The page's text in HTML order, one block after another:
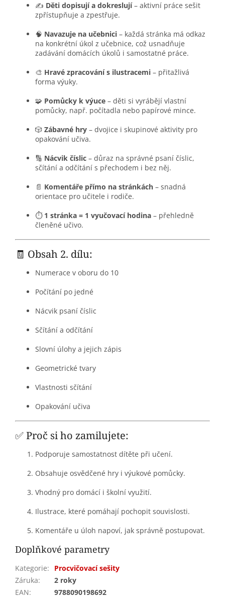
✍️ Děti dopisují a dokreslují– aktivní práce sešit
zpřístupňuje a zpestřuje.
🧠 Navazuje na učebnici – každá stránka má odkaz
na konkrétní úkol z učebnice, což usnadňuje
zadávání domácích úkolů i samostatné práce.
🎨 Hravé zpracování s ilustracemi – přitažlivá
forma výuky.
🧩 Pomůcky k výuce – děti si vyrábějí vlastní
pomůcky, např. počítadla nebo papírové mince.
🎲 Zábavné hry – dvojice i skupinové aktivity pro
opakování učiva.
🔢 Nácvik číslic – důraz na správné psaní číslic,
sčítání a odčítání s přechodem i bez něj.
📄 Komentáře přímo na stránkách – snadná
orientace pro učitele i rodiče.
⏱️ 1 stránka = 1 vyučovací hodina – přehledně
členěné učivo.
🧾 Obsah 2. dílu:
Numerace v oboru do 10
Počítání po jedné
Nácvik psaní číslic
Sčítání a odčítání
Slovní úlohy a jejich zápis
Geometrické tvary
Vlastnosti sčítání
Opakování učiva
✅ Proč si ho zamilujete:
Podporuje samostatnost dítěte při učení.
Obsahuje osvědčené hry i výukové pomůcky.
Vhodný pro domácí i školní využití.
Ilustrace, které pomáhají pochopit souvislosti.
Komentáře u úloh napoví, jak správně postupovat.
Doplňkové parametry
Kategorie:
Procvičovací sešity
Záruka:
2 roky
EAN: 9788090198692